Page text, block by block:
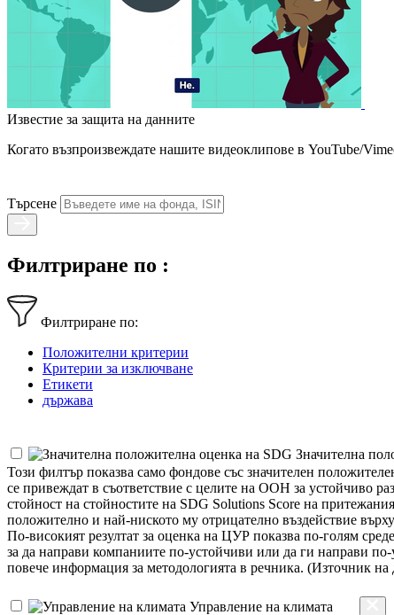
Известие за защита на данните
Когато възпроизвеждате нашите видеоклипове в YouTube/
Търсене
Филтриране по :
Филтриране по:
Положителни критерии
Критерии за изключване
Етикети
държава
Значителна
Този филтър показва само фондове със значителен
се привеждат в съответствие с целите на ООН за устойчиво
стойност на стойностите на SDG Solutions Score на
положително и най-ниското му отрицателно въздействие
По-високият резултат за оценка на ЦУР показва по-голям
за да направи компаниите по-устойчиви или да ги направи
повече информация за методологията в речника. (Източник
Управление на климата